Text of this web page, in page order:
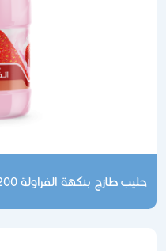
حليب طازج بنكهة الفراولة 200 مل